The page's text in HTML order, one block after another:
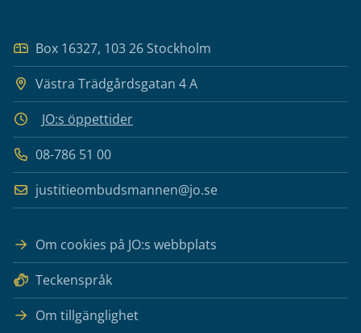
Box 16327, 103 26 Stockholm
Västra Trädgårdsgatan 4 A
JO:s öppettider
08-786 51 00
justitieombudsmannen@jo.se
Om cookies på JO:s webbplats
Teckenspråk
Om tillgänglighet